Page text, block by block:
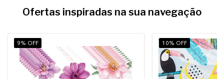
Ofertas inspiradas na sua navegação
9% OFF 10% OFF